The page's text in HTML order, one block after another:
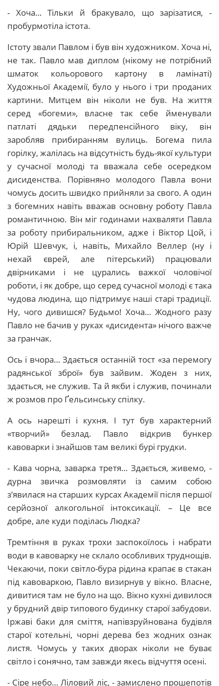
- Хоча… Тільки й бракувало, що зарізатися, -
пробурмотіла істота.
Істоту звали Павлом і був він художником. Хоча ні,
не так. Павло мав диплом (нікому не потрібний
шматок кольорового картону в ламінаті)
Художньої Академії, було у нього і три проданих
картини. Митцем він ніколи не був. На життя
серед «богеми», власне так себе йменували
патлаті дядьки передпенсійного віку, він
заробляв прибиранням вулиць. Богема пила
горілку, жалілась на відсутність будь-якої культури
у сучасної молоді та вважала себе осередком
дисиденства. Порівняно молодого Павла вони
чомусь досить швидко прийняли за свого. А один
з богемних навіть вважав основну роботу Павла
романтичною. Він міг годинами нахваляти Павла
за роботу прибиральником, адже і Віктор Цой, і
Юрій Шевчук, і, навіть, Михайло Веллер (ну і
нехай єврей, але пітерський) працювали
двірниками і не цурались важкої чоловічої
роботи, і як добре, що серед сучасної молоді є така
чудова людина, що підтримує наші старі традиції.
Ну, чого дивишся? Будьмо! Хоча… Жодного разу
Павло не бачив у руках «дисидента» нічого важче
за гранчак.
Ось і вчора… Здається останній тост «за перемогу
радянської зброї» був зайвим. Жоден з них,
здається, не служив. Та й якби і служив, починали
ж розмов про Ґельсинську спілку.
А ось нарешті і кухня. І тут був характерний
«творчий» безлад. Павло відкрив бункер
кавоварки і знайшов там великі бурі грудки.
- Кава чорна, заварка третя… Здається, живемо, -
дурна звичка розмовляти із самим собою
з’явилася на старших курсах Академії після першої
серйозної алкогольної інтоксикації. – Це все
добре, але куди поділась Людка?
Тремтіння в руках трохи заспокоїлось і набрати
води в кавоварку не склало особливих труднощів.
Чекаючи, поки світло-бура рідина крапає в стакан
під кавоваркою, Павло визирнув у вікно. Власне,
дивитися там не було на що. Вікно кухні дивилося
у брудний двір типового будинку старої забудови.
Іржаві баки для сміття, напівзруйнована будівля
старої котельні, чорні дерева без жодних ознак
листя. Чомусь у таких дворах ніколи не буває
світло і сонячно, там завжди якесь відчуття осені.
- Сіре небо… Ліловий ліс, - замислено прошепотів